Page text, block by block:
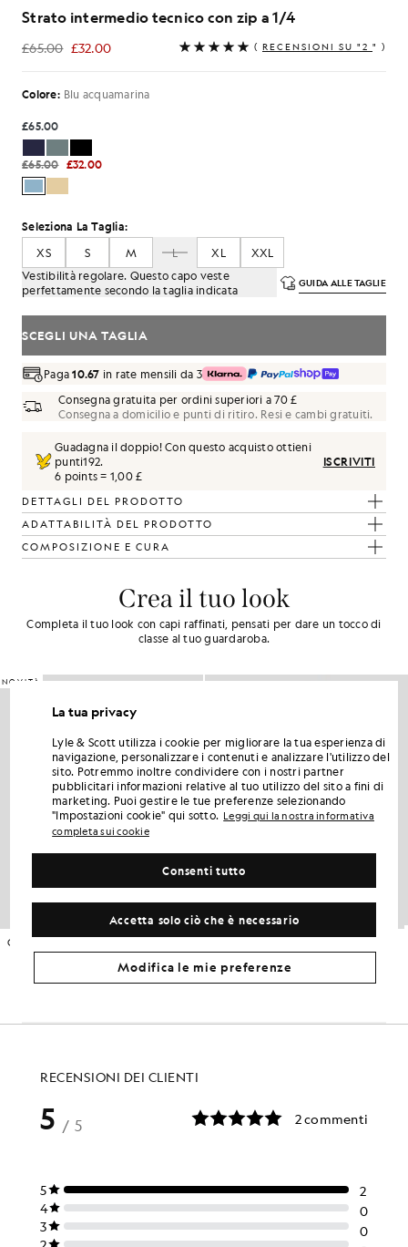
Strato intermedio tecnico con zip a 1/4
£65.00 £32.00
£32.00 ( RECENSIONI SU "2 " )
Colore: Blu acquamarina
£65.00
£65.00 £32.00
Seleziona La Taglia:
XS
S M L XL
XXL
Vestibilità regolare. Questo capo veste
perfettamente secondo la taglia indicata
GUIDA ALLE TAGLIE
SCEGLI UNA TAGLIA
Paga10.67 in rate mensili da 3
Consegna gratuita per ordini superiori a 70 £
Consegna a domicilio e punti di ritiro. Resi e cambi gratuiti.
Guadagna il doppio! Con questo acquisto ottieni
punti192.
6 points = 1,00 £
ISCRIVITI
DETTAGLI DEL PRODOTTO
ADATTABILITÀ DEL PRODOTTO
COMPOSIZIONE E CURA
Crea il tuo look
Completa il tuo look con capi raffinati, pensati per dare un tocco di
classe al tuo guardaroba.
NOVITÀ
GOLF
£70.00
GOLF
£45.00
La tua privacy
Lyle & Scott utilizza i cookie per migliorare la tua esperienza di
navigazione, personalizzare i contenuti e analizzare l'utilizzo del
sito. Potremmo inoltre condividere con i nostri partner
pubblicitari informazioni relative al tuo utilizzo del sito a fini di
marketing. Puoi gestire le tue preferenze selezionando
"Impostazioni cookie" qui sotto. Leggi qui la nostra informativa
completa sui cookie
Accetta solo ciò che è necessario
Consenti tutto
Modifica le mie preferenze